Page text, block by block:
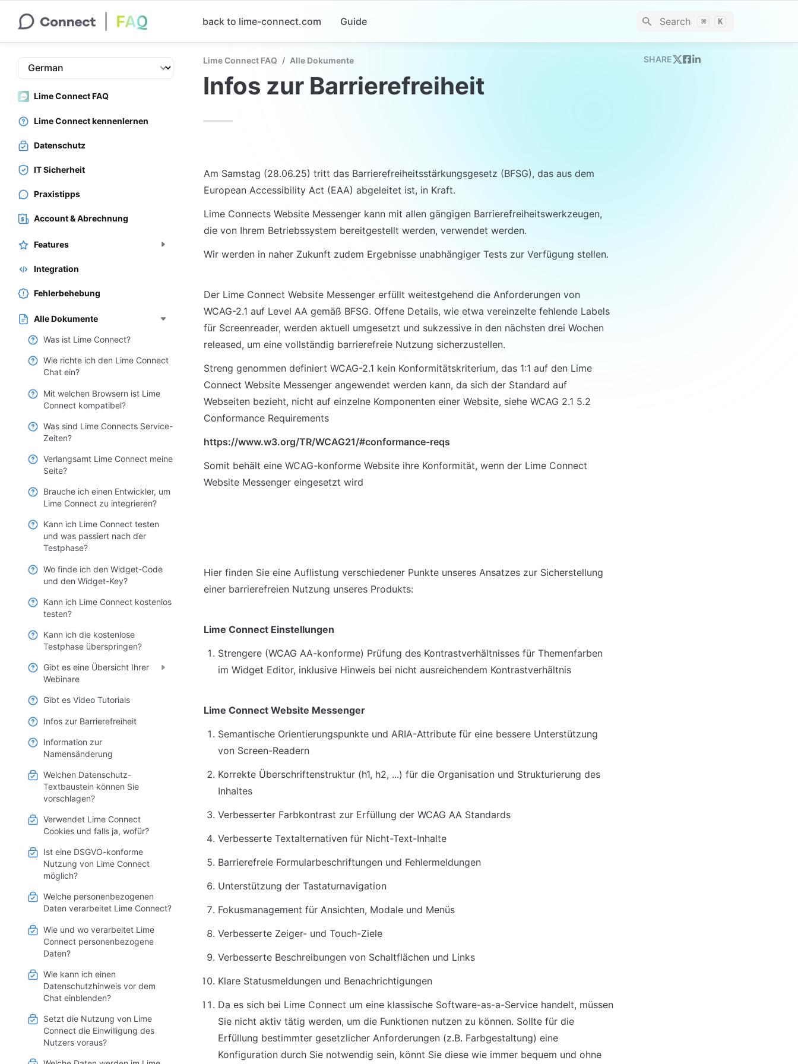
back to lime-connect.com Guide Search ⌘ K
Lime Connect FAQ
Lime Connect kennenlernen
Datenschutz
IT Sicherheit
Praxistipps
Account & Abrechnung
Features
Integration
Fehlerbehebung
Alle Dokumente
Was ist Lime Connect?
Wie richte ich den Lime Connect
Chat ein?
Mit welchen Browsern ist Lime
Connect kompatibel?
Was sind Lime Connects Service-
Zeiten?
Verlangsamt Lime Connect meine
Seite?
Brauche ich einen Entwickler, um
Lime Connect zu integrieren?
Kann ich Lime Connect testen
und was passiert nach der
Testphase?
Wo finde ich den Widget-Code
und den Widget-Key?
Kann ich Lime Connect kostenlos
testen?
Kann ich die kostenlose
Testphase überspringen?
Gibt es eine Übersicht Ihrer
Webinare
Gibt es Video Tutorials
Infos zur Barrierefreiheit
Information zur
Namensänderung
Welchen Datenschutz-
Textbaustein können Sie
vorschlagen?
Verwendet Lime Connect
Cookies und falls ja, wofür?
Ist eine DSGVO-konforme
Nutzung von Lime Connect
möglich?
Welche personenbezogenen
Daten verarbeitet Lime Connect?
Wie und wo verarbeitet Lime
Connect personenbezogene
Daten?
Wie kann ich einen
Datenschutzhinweis vor dem
Chat einblenden?
Setzt die Nutzung von Lime
Connect die Einwilligung des
Nutzers voraus?
Lime Connect FAQ / Alle Dokumente
Infos zur Barrierefreiheit
Am Samstag (28.06.25) tritt das Barrierefreiheitsstärkungsgesetz (BFSG), das aus dem
European Accessibility Act (EAA) abgeleitet ist, in Kraft.
Lime Connects Website Messenger kann mit allen gängigen Barrierefreiheitswerkzeugen,
die von Ihrem Betriebssystem bereitgestellt werden, verwendet werden.
Wir werden in naher Zukunft zudem Ergebnisse unabhängiger Tests zur Verfügung stellen.
Der Lime Connect Website Messenger erfüllt weitestgehend die Anforderungen von
WCAG-2.1 auf Level AA gemäß BFSG. Offene Details, wie etwa vereinzelte fehlende Labels
für Screenreader, werden aktuell umgesetzt und sukzessive in den nächsten drei Wochen
released, um eine vollständig barrierefreie Nutzung sicherzustellen.
Streng genommen definiert WCAG-2.1 kein Konformitätskriterium, das 1:1 auf den Lime
Connect Website Messenger angewendet werden kann, da sich der Standard auf
Webseiten bezieht, nicht auf einzelne Komponenten einer Website, siehe WCAG 2.1 5.2
Conformance Requirements
https://www.w3.org/TR/WCAG21/#conformance-reqs
Somit behält eine WCAG-konforme Website ihre Konformität, wenn der Lime Connect
Website Messenger eingesetzt wird
Hier finden Sie eine Auflistung verschiedener Punkte unseres Ansatzes zur Sicherstellung
einer barrierefreien Nutzung unseres Produkts:
Lime Connect Einstellungen
Strengere (WCAG AA-konforme) Prüfung des Kontrastverhältnisses für Themenfarben
im Widget Editor, inklusive Hinweis bei nicht ausreichendem Kontrastverhältnis
Lime Connect Website Messenger
Semantische Orientierungspunkte und ARIA-Attribute für eine bessere Unterstützung
von Screen-Readern
Korrekte Überschriftenstruktur (h1, h2, ...) für die Organisation und Strukturierung des
Inhaltes
Verbesserter Farbkontrast zur Erfüllung der WCAG AA Standards
Verbesserte Textalternativen für Nicht-Text-Inhalte
Barrierefreie Formularbeschriftungen und Fehlermeldungen
Unterstützung der Tastaturnavigation
Fokusmanagement für Ansichten, Modale und Menüs
Verbesserte Zeiger- und Touch-Ziele
Verbesserte Beschreibungen von Schaltflächen und Links
Klare Statusmeldungen und Benachrichtigungen
Da es sich bei Lime Connect um eine klassische Software-as-a-Service handelt, müssen
Sie nicht aktiv tätig werden, um die Funktionen nutzen zu können. Sollte für die
Erfüllung bestimmter gesetzlicher Anforderungen (z.B. Farbgestaltung) eine
Konfiguration durch Sie notwendig sein, könnt Sie diese wie immer bequem und ohne
SHARE